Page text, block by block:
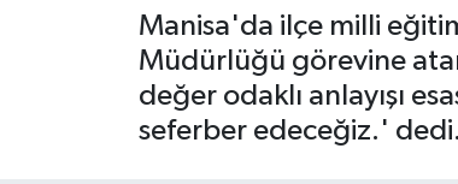
Manisa'da ilçe milli
Müdürlüğü görevine
değer odaklı anlayışı
seferber edeceğiz.' dedi.
Haber Arşivi